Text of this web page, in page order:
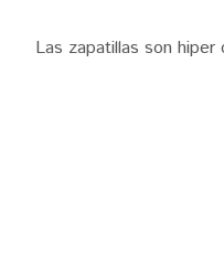
Las zapatillas son